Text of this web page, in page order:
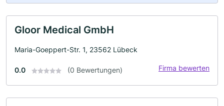
Gloor Medical GmbH
Maria-Goeppert-Str. 1, 23562 Lübeck
0.0 (0 Bewertungen) Firma bewerten